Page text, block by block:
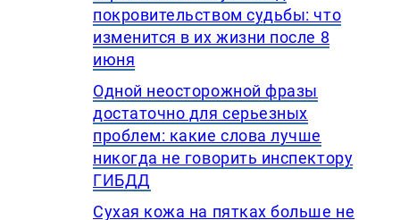
покровительством судьбы: что
изменится в их жизни после 8
июня
Одной неосторожной фразы
достаточно для серьезных
проблем: какие слова лучше
никогда не говорить инспектору
ГИБДД
Сухая кожа на пятках больше не